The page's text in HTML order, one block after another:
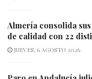
Almería consolida
de calidad con 22
JUEVES, 6 AGOSTO 2026